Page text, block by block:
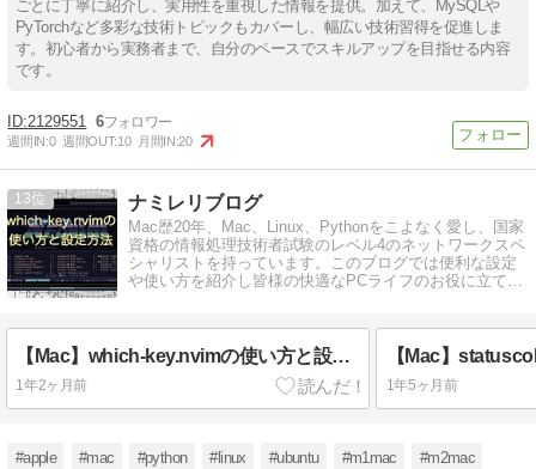
ごとに丁寧に紹介し、実用性を重視した情報を提供。加えて、MySQLや
PyTorchなど多彩な技術トピックもカバーし、幅広い技術習得を促進しま
す。初心者から実務者まで、自分のペースでスキルアップを目指せる内容
です。
2129551 6
週間IN:0 週間OUT:10 月間IN:20
13 ナミレリブログ
Mac歴20年、Mac、Linux、Pythonをこよなく愛し、国家
資格の情報処理技術者試験のレベル4のネットワークスペ
シャリストを持っています。このブログでは便利な設定
や使い方を紹介し皆様の快適なPCライフのお役に立てば
【Mac】which-key.nvimの使い方と設定方法
1年2ヶ月前 1年5ヶ月前
#apple #mac #python #linux #ubuntu #m1mac #m2mac